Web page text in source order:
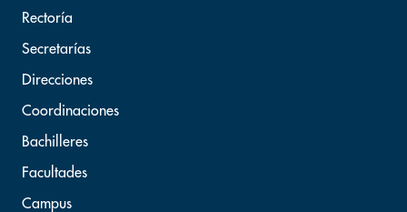
Rectoría
Secretarías
Direcciones
Coordinaciones
Bachilleres
Facultades
Campus